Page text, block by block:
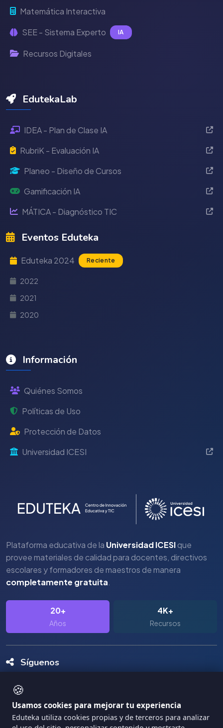
🍪
Usamos cookies para mejorar tu experiencia
Eduteka utiliza cookies propias y de terceros para analizar
Matemática Interactiva
SEE - Sistema Experto IA
Recursos Digitales
EdutekaLab
IDEA - Plan de Clase IA
RubriK - Evaluación IA
Planeo - Diseño de Cursos
Gamificación IA
MÁTICA - Diagnóstico TIC
Eventos Eduteka
Eduteka 2024 Reciente
2022
2021
2020
Información
Quiénes Somos
Políticas de Uso
Protección de Datos
Universidad ICESI
Plataforma educativa de la Universidad ICESIque
provee materiales de calidad para docentes, directivos
escolares y formadores de maestros de manera
completamente gratuita.
20+
Años
4K+
Recursos
Síguenos